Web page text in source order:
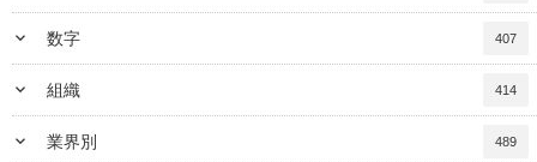
keyboard_arrow_down 数字 407
keyboard_arrow_down 組織 414
keyboard_arrow_down 業界別 489